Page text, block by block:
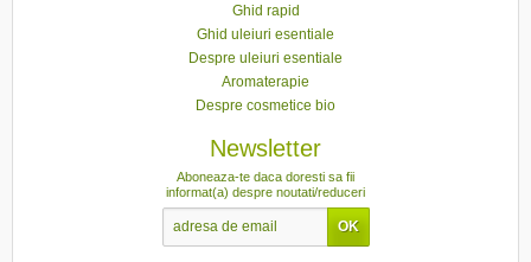
Ghid rapid
Ghid uleiuri esentiale
Despre uleiuri esentiale
Aromaterapie
Despre cosmetice bio
Newsletter
Aboneaza-te daca doresti sa fii
informat(a) despre noutati/reduceri